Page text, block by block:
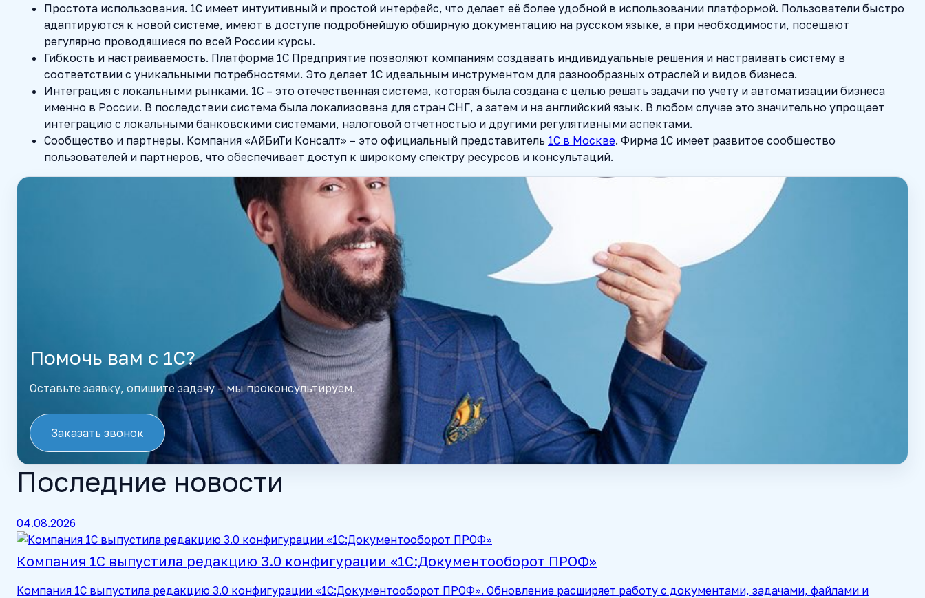
Простота использования. 1С имеет интуитивный и простой интерфейс, что делает её более удобной в использовании платформой. Пользователи быстро
адаптируются к новой системе, имеют в доступе подробнейшую обширную документацию на русском языке, а при необходимости, посещают
регулярно проводящиеся по всей России курсы.
Гибкость и настраиваемость. Платформа 1С Предприятие позволяют компаниям создавать индивидуальные решения и настраивать систему в
соответствии с уникальными потребностями. Это делает 1С идеальным инструментом для разнообразных отраслей и видов бизнеса.
Интеграция с локальными рынками. 1С – это отечественная система, которая была создана с целью решать задачи по учету и автоматизации бизнеса
именно в России. В последствии система была локализована для стран СНГ, а затем и на английский язык. В любом случае это значительно упрощает
интеграцию с локальными банковскими системами, налоговой отчетностью и другими регулятивными аспектами.
Сообщество и партнеры. Компания «АйБиТи Консалт» – это официальный представитель 1С в Москве. Фирма 1С имеет развитое сообщество
пользователей и партнеров, что обеспечивает доступ к широкому спектру ресурсов и консультаций.
Помочь вам с 1С?
Оставьте заявку, опишите задачу – мы проконсультируем.
Заказать звонок
Последние новости
04.08.2026
Компания 1С выпустила редакцию 3.0 конфигурации «1С:Документооборот ПРОФ»
Компания 1С выпустила редакцию 3.0 конфигурации «1С:Документооборот ПРОФ». Обновление расширяет работу с документами, задачами, файлами и